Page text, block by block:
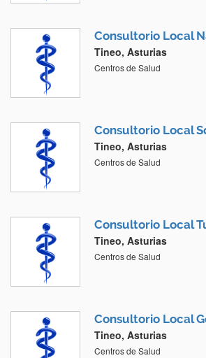
Consultorio Local
Tineo, Asturias
Centros de Salud
Consultorio Local
Tineo, Asturias
Centros de Salud
Consultorio Local
Tineo, Asturias
Centros de Salud
Consultorio Local
Tineo, Asturias
Centros de Salud